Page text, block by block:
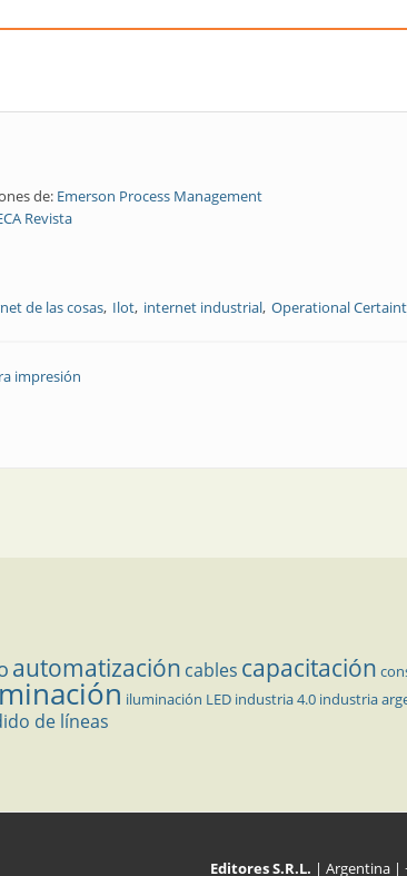
de: Emerson Process Management
Revista
de las cosas Ilot internet industrial Operational
impresión
automatización cables capacitación
iluminación LED industria 4.0 industria
de líneas
Editores S.R.L. | Argentina |